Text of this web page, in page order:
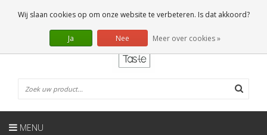
0 Artikelen
NL
MENU
Wij slaan cookies op om onze website te verbeteren. Is dat akkoord?
Ja Nee Meer over cookies »